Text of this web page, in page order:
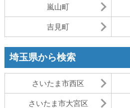
嵐山町
吉見町
埼玉県から検索
さいたま市西区
さいたま市大宮区